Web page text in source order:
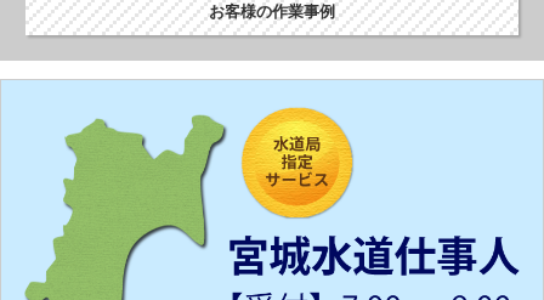
お客様の作業事例